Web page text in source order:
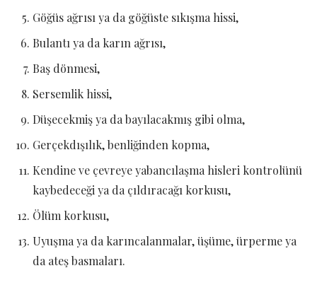
Göğüs ağrısı ya da göğüste sıkışma hissi,
Bulantı ya da karın ağrısı,
Baş dönmesi,
Sersemlik hissi,
Düşecekmiş ya da bayılacakmış gibi olma,
Gerçekdışılık, benliğinden kopma,
Kendine ve çevreye yabancılaşma hisleri kontrolünü
kaybedeceği ya da çıldıracağı korkusu,
Ölüm korkusu,
Uyuşma ya da karıncalanmalar, üşüme, ürperme ya
da ateş basmaları.